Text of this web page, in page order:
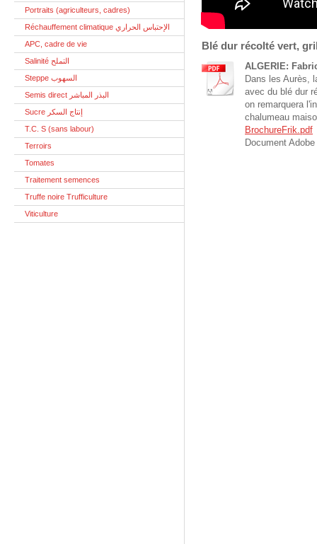
Portraits (agriculteurs, cadres)
Réchauffement climatique الإحتباس الحراري
APC, cadre de vie
Salinité التملح
Steppe السهوب
Semis direct البذر المباشر
Sucre إنتاج السكر
T.C. S (sans labour)
Terroirs
Tomates
Traitement semences
Truffe noire Trufficulture
Viticulture
Blé dur récolté vert,
ALGERIE:
Dans les Aurès,
avec du blé dur
on remarquera
chalumeau
BrochureFrik.pdf
Document